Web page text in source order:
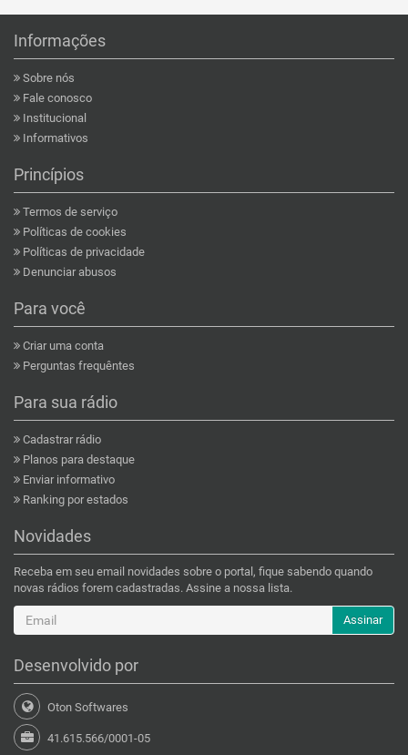
Informações
Sobre nós
Fale conosco
Institucional
Informativos
Princípios
Termos de serviço
Políticas de cookies
Políticas de privacidade
Denunciar abusos
Para você
Criar uma conta
Perguntas frequêntes
Para sua rádio
Cadastrar rádio
Planos para destaque
Enviar informativo
Ranking por estados
Novidades
Receba em seu email novidades sobre o portal, fique sabendo quando
novas rádios forem cadastradas. Assine a nossa lista.
Assinar
Desenvolvido por
Oton Softwares
41.615.566/0001-05